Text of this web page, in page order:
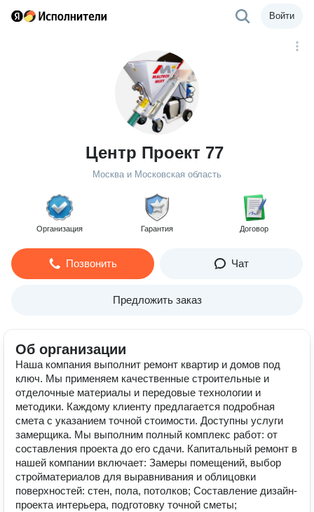
Войти
Центр Проект 77
Москва и Московская область
Организация Гарантия Договор
Позвонить Чат
Предложить заказ
Об организации
Наша компания выполнит ремонт квартир и домов под
ключ. Мы применяем качественные строительные и
отделочные материалы и передовые технологии и
методики. Каждому клиенту предлагается подробная
смета с указанием точной стоимости. Доступны услуги
замерщика. Мы выполним полный комплекс работ: от
составления проекта до его сдачи. Капитальный ремонт в
нашей компании включает: Замеры помещений, выбор
стройматериалов для выравнивания и облицовки
поверхностей: стен, пола, потолков; Составление дизайн-
проекта интерьера, подготовку точной сметы;